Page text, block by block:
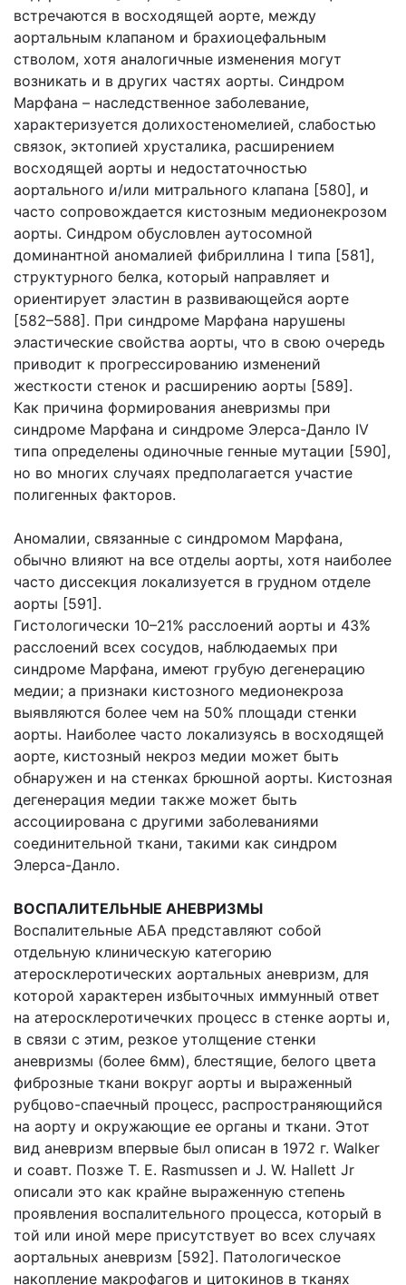
встречаются в восходящей аорте, между
аортальным клапаном и брахиоцефальным
стволом, хотя аналогичные изменения могут
возникать и в других частях аорты. Синдром
Марфана – наследственное заболевание,
характеризуется долихостеномелией, слабостью
связок, эктопией хрусталика, расширением
восходящей аорты и недостаточностью
аортального и/или митрального клапана [580], и
часто сопровождается кистозным медионекрозом
аорты. Синдром обусловлен аутосомной
доминантной аномалией фибриллина I типа [581],
структурного белка, который направляет и
ориентирует эластин в развивающейся аорте
[582–588]. При синдроме Марфана нарушены
эластические свойства аорты, что в свою очередь
приводит к прогрессированию изменений
жесткости стенок и расширению аорты [589].
Как причина формирования аневризмы при
синдроме Марфана и синдроме Элерса-Данло IV
типа определены одиночные генные мутации [590],
но во многих случаях предполагается участие
полигенных факторов.
Аномалии, связанные с синдромом Марфана,
обычно влияют на все отделы аорты, хотя наиболее
часто диссекция локализуется в грудном отделе
аорты [591].
Гистологически 10–21% расслоений аорты и 43%
расслоений всех сосудов, наблюдаемых при
синдроме Марфана, имеют грубую дегенерацию
медии; а признаки кистозного медионекроза
выявляются более чем на 50% площади стенки
аорты. Наиболее часто локализуясь в восходящей
аорте, кистозный некроз медии может быть
обнаружен и на стенках брюшной аорты. Кистозная
дегенерация медии также может быть
ассоциирована с другими заболеваниями
соединительной ткани, такими как синдром
Элерса-Данло.
ВОСПАЛИТЕЛЬНЫЕ АНЕВРИЗМЫ
Воспалительные АБА представляют собой
отдельную клиническую категорию
атеросклеротических аортальных аневризм, для
которой характерен избыточных иммунный ответ
на атеросклеротичечких процесс в стенке аорты и,
в связи с этим, резкое утолщение стенки
аневризмы (более 6мм), блестящие, белого цвета
фиброзные ткани вокруг аорты и выраженный
рубцово-спаечный процесс, распространяющийся
на аорту и окружающие ее органы и ткани. Этот
вид аневризм впервые был описан в 1972 г. Walker
и соавт. Позже T. E. Rasmussen и J. W. Hallett Jr
описали это как крайне выраженную степень
проявления воспалительного процесса, который в
той или иной мере присутствует во всех случаях
аортальных аневризм [592]. Патологическое
накопление макрофагов и цитокинов в тканях